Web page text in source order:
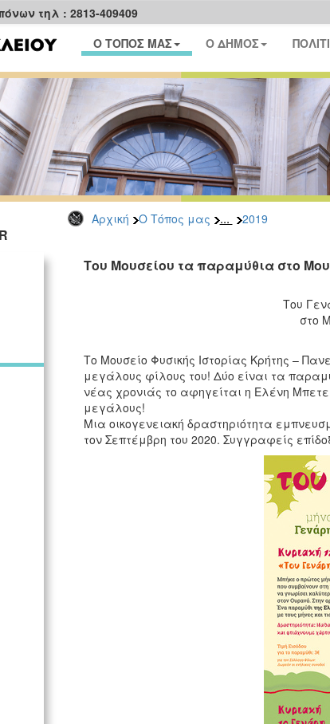
τηλ : 2813-409409
Ο ΤΟΠΟΣ ΜΑΣ Ο ΔΗΜΟΣ
Αρχική Ο Τόπος μας ... 2019
Του Μουσείου τα παραμύθια στο
Του
στο
Το Μουσείο Φυσικής Ιστορίας Κρήτης –
μεγάλους φίλους του! Δύο είναι τα
νέας χρονιάς το αφηγείται η Ελένη
μεγάλους!
Μια οικογενειακή δραστηριότητα
τον Σεπτέμβρη του 2020. Συγγραφείς